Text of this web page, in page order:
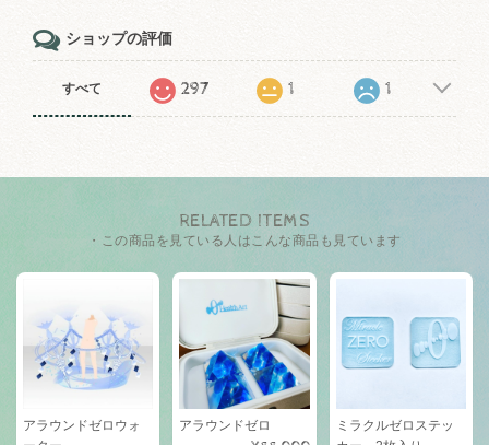
ショップの評価
すべて 297 1 1
RELATED ITEMS
・この商品を見ている人はこんな商品も見ています
アラウンドゼロウォ
アラウンドゼロ
ミラクルゼロステッ